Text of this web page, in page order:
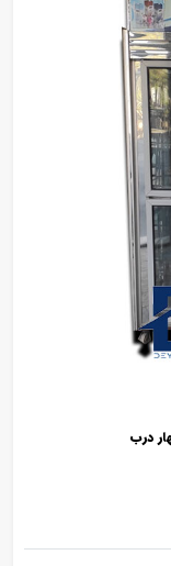
درب